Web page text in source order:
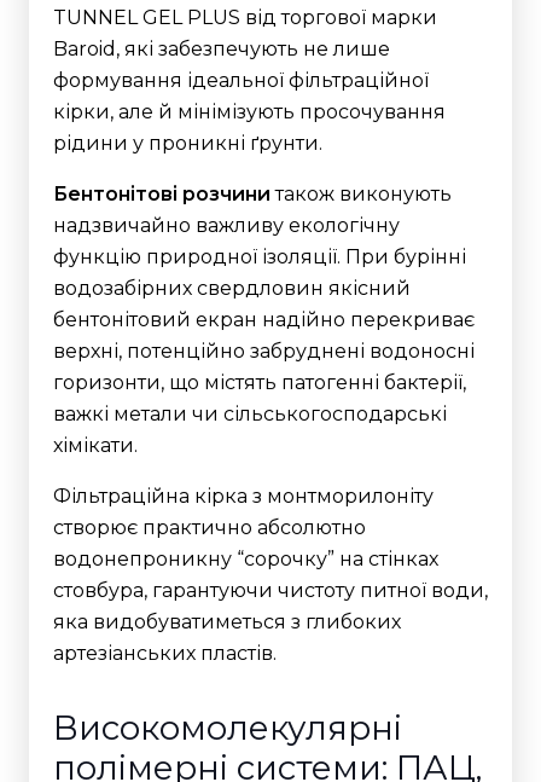
TUNNEL GEL PLUS від торгової марки
Baroid, які забезпечують не лише
формування ідеальної фільтраційної
кірки, але й мінімізують просочування
рідини у проникні ґрунти.
Бентонітові розчини також виконують
надзвичайно важливу екологічну
функцію природної ізоляції. При бурінні
водозабірних свердловин якісний
бентонітовий екран надійно перекриває
верхні, потенційно забруднені водоносні
горизонти, що містять патогенні бактерії,
важкі метали чи сільськогосподарські
хімікати.
Фільтраційна кірка з монтморилоніту
створює практично абсолютно
водонепроникну “сорочку” на стінках
стовбура, гарантуючи чистоту питної води,
яка видобуватиметься з глибоких
артезіанських пластів.
Високомолекулярні
полімерні системи: ПАЦ,